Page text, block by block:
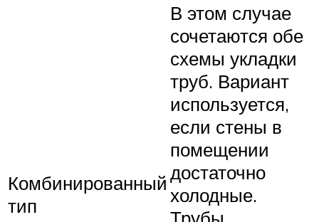
Комбинированный
тип
В этом случае
сочетаются обе
схемы укладки
труб. Вариант
используется,
если стены в
помещении
достаточно
холодные.
Трубы